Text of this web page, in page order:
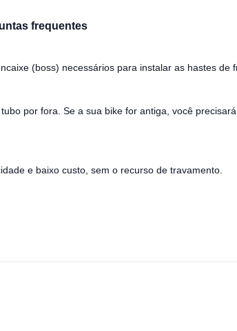
frequentes
(boss) necessários para instalar as hastes de
por fora. Se a sua bike for antiga, você
e baixo custo, sem o recurso de travamento.